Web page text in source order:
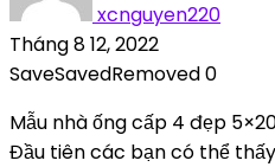
xcnguyen220
Tháng 8 12, 2022
SaveSavedRemoved0
Mẫu nhà ống cấp 4 đẹp
Đầu tiên các bạn có thể